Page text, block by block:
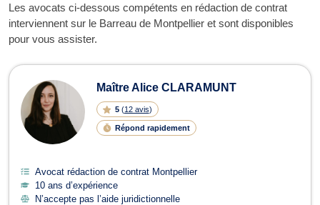
Les avocats ci-dessous compétents en rédaction de contrat
interviennent sur le Barreau de Montpellier et sont disponibles
pour vous assister.
Avocats en rédaction de contrat à
Maître Alice CLARAMUNT
5 (12 avis)
Répond rapidement
Avocat rédaction de contrat Montpellier
10 ans d’expérience
N’accepte pas l’aide juridictionnelle